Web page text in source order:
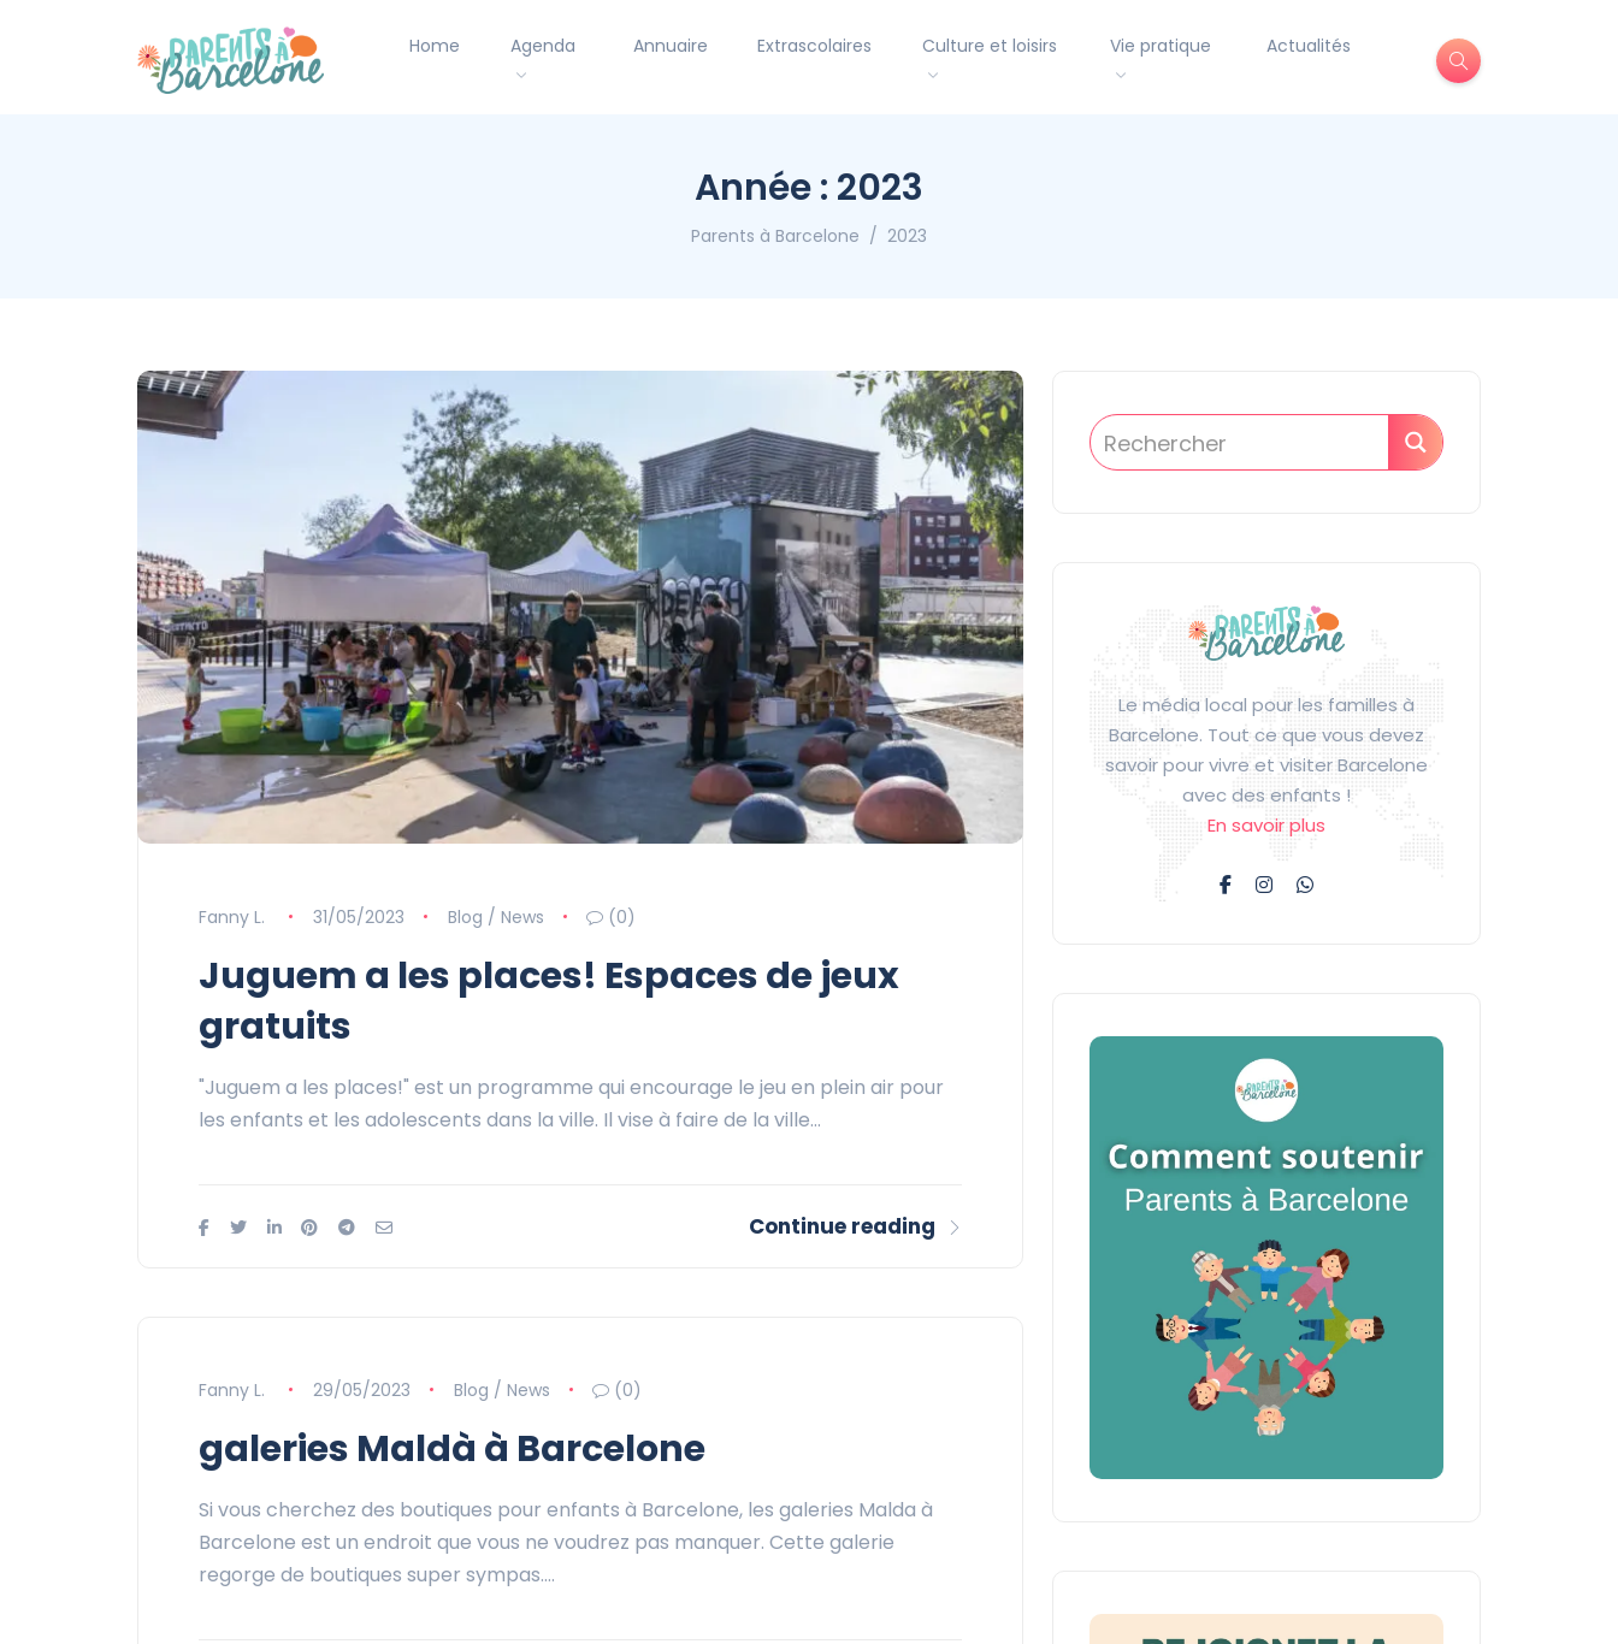
Home Agenda Annuaire Extrascolaires Culture et loisirs Vie pratique Actualités
Année : 2023
Parents à Barcelone 2023
Fanny L. 31/05/2023 Blog / News (0)
Juguem a les places! Espaces de jeux
gratuits
"Juguem a les places!" est un programme qui encourage le jeu en plein air pour
les enfants et les adolescents dans la ville. Il vise à faire de la ville…
Continue reading
Fanny L. 29/05/2023 Blog / News (0)
galeries Maldà à Barcelone
Si vous cherchez des boutiques pour enfants à Barcelone, les galeries Malda à
Barcelone est un endroit que vous ne voudrez pas manquer. Cette galerie
regorge de boutiques super sympas.…
Le média local pour les familles à
Barcelone. Tout ce que vous devez
savoir pour vivre et visiter Barcelone
avec des enfants !
En savoir plus